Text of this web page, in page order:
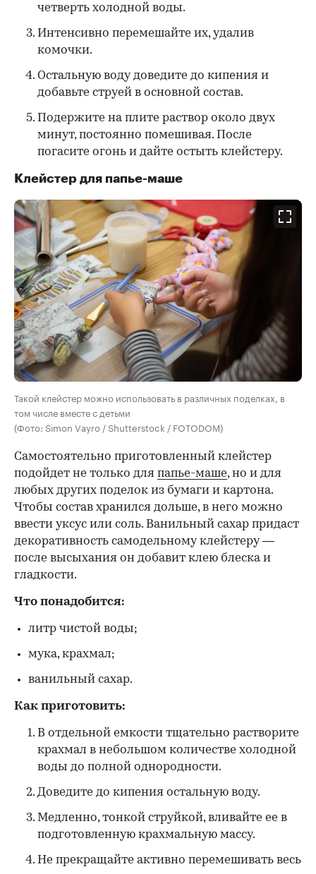
четверть холодной воды.
Интенсивно перемешайте их, удалив
комочки.
Остальную воду доведите до кипения и
добавьте струей в основной состав.
Подержите на плите раствор около двух
минут, постоянно помешивая. После
погасите огонь и дайте остыть клейстеру.
Клейстер для папье-маше
Такой клейстер можно использовать в различных поделках, в
том числе вместе с детьми
(Фото: Simon Vayro / Shutterstock / FOTODOM)
Самостоятельно приготовленный клейстер
подойдет не только для папье-маше, но и для
любых других поделок из бумаги и картона.
Чтобы состав хранился дольше, в него можно
ввести уксус или соль. Ванильный сахар придаст
декоративность самодельному клейстеру —
после высыхания он добавит клею блеска и
гладкости.
Что понадобится:
литр чистой воды;
мука, крахмал;
ванильный сахар.
Как приготовить:
В отдельной емкости тщательно растворите
крахмал в небольшом количестве холодной
воды до полной однородности.
Доведите до кипения остальную воду.
Медленно, тонкой струйкой, вливайте ее в
подготовленную крахмальную массу.
Не прекращайте активно перемешивать весь